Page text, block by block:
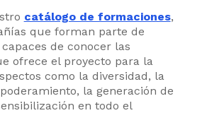
catálogo de formaciones,
que forman parte de
de conocer las
ofrece el proyecto para la
como la diversidad, la
la generación de
en todo el